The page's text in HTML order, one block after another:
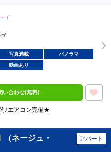
）
写真満載
パノラマ
動画あり
い合わせ(無料)
♪エアコン完備★
ネージュ・
アパート